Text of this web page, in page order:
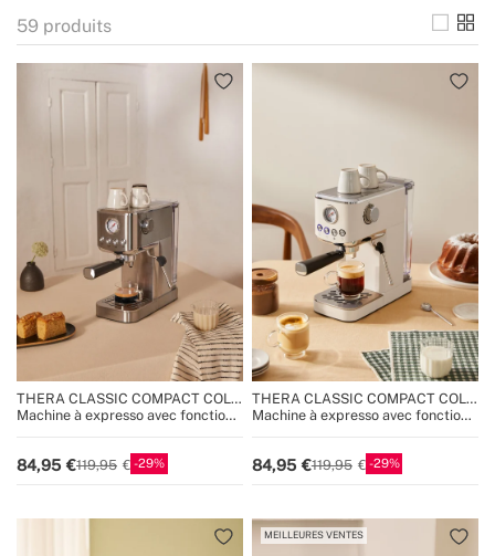
59 produits
THERA CLASSIC COMPACT COLD
BREW
Machine à expresso avec fonction
84,95 119,95 29
THERA CLASSIC COMPACT COLD
BREW
Machine à expresso avec fonction
84,95 119,95 29
MEILLEURES VENTES